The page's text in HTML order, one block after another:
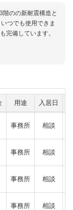
のの新耐震構造と
つでも使用できま
完備しています。
用途 入居日
事務所 相談
事務所 相談
事務所 相談
事務所 相談